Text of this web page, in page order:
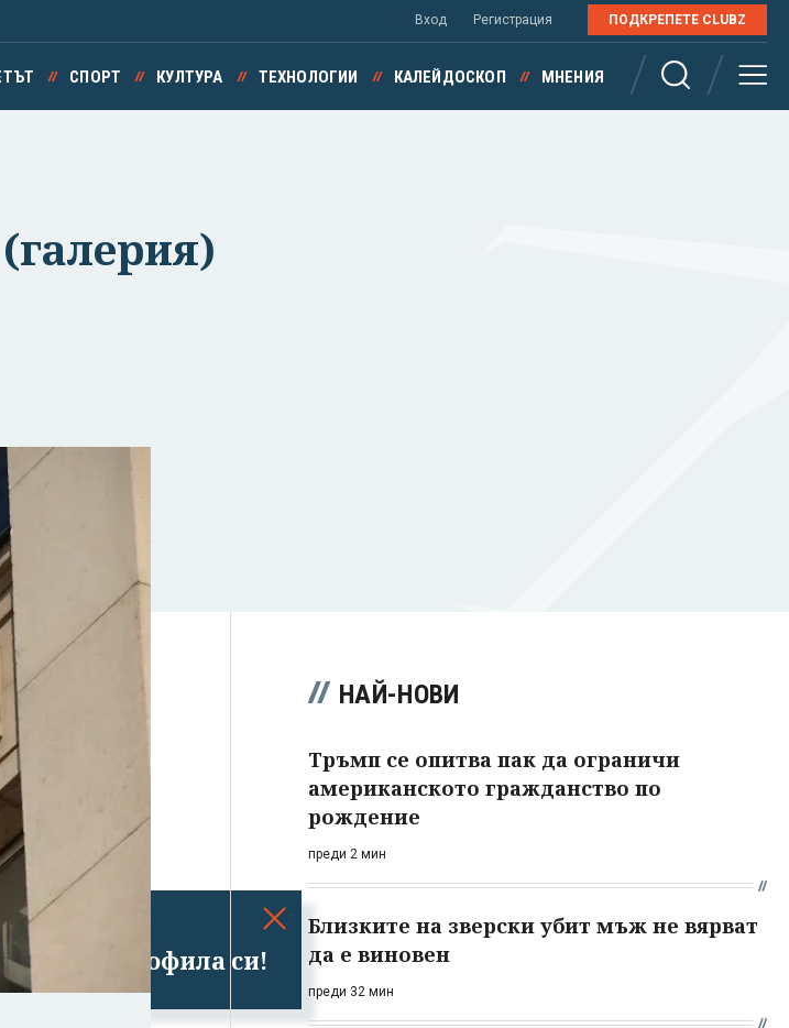
от профила си!
Вход Регистрация ПОДКРЕПЕТЕ CLUBZ
СПОРТ КУЛТУРА ТЕХНОЛОГИИ КАЛЕЙДОСКОП МНЕНИЯ
НАЙ-НОВИ
Тръмп се опитва пак да ограничи
американското гражданство по
рождение
преди 2 мин
Близките на зверски убит мъж не вярват
да е виновен
преди 32 мин